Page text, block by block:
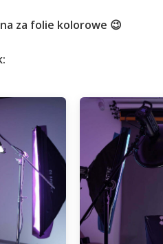
za folie kolorowe 😉